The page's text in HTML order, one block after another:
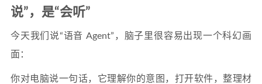
说”，是“会听”
今天我们说“语音 Agent”，脑子里很容易出现一个科幻画
面：
你对电脑说一句话，它理解你的意图，打开软件，整理材